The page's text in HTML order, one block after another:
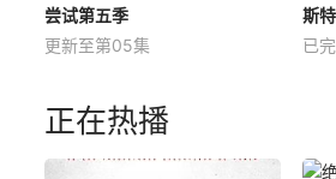
尝试第五季
更新至第05集
斯
已
正在热播